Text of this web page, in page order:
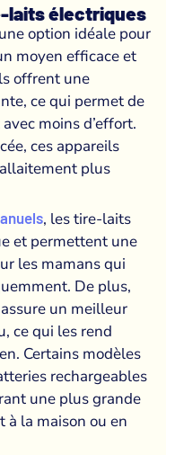
laits électriques
option idéale pour
moyen efficace et
offrent une
ce qui permet de
moins d’effort.
ces appareils
plus
, les tire-laits
et permettent une
les mamans qui
De plus,
un meilleur
ce qui les rend
Certains modèles
rechargeables
une plus grande
à la maison ou en